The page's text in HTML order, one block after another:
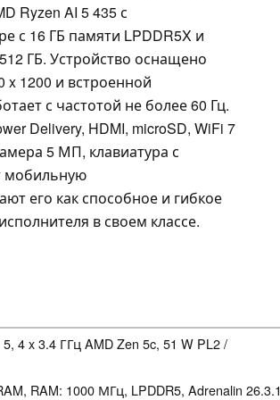
Ryzen AI 5 435 с
с 16 ГБ памяти LPDDR5X и
ГБ. Устройство оснащено
1200 и встроенной
с частотой не более 60 Гц.
Delivery, HDMI, microSD, WiFi 7
5 МП, клавиатура с
мобильную
его как способное и гибкое
в своем классе.
4 x 3.4 ГГц AMD Zen 5c, 51 W PL2 /
RAM: 1000 МГц, LPDDR5, Adrenalin 26.3.1